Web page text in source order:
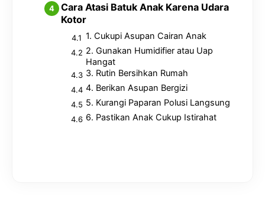
Cara Atasi Batuk Anak Karena Udara
Kotor
1. Cukupi Asupan Cairan Anak
2. Gunakan Humidifier atau Uap
Hangat
3. Rutin Bersihkan Rumah
4. Berikan Asupan Bergizi
5. Kurangi Paparan Polusi Langsung
6. Pastikan Anak Cukup Istirahat